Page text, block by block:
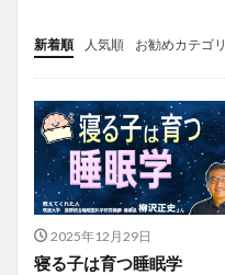
新着順 人気順
お勧めカテゴリ
投稿
学び
マンガ
電子書籍
2025年12月29日
寝る子は育つ睡眠学